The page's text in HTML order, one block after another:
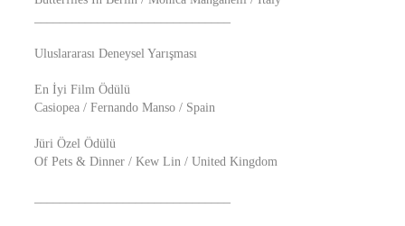
Uluslararası Deneysel Yarışması
En İyi Film Ödülü
Casiopea / Fernando Manso / Spain
Jüri Özel Ödülü
Of Pets & Dinner / Kew Lin / United Kingdom